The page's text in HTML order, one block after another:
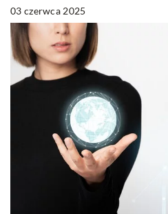
03 czerwca 2025